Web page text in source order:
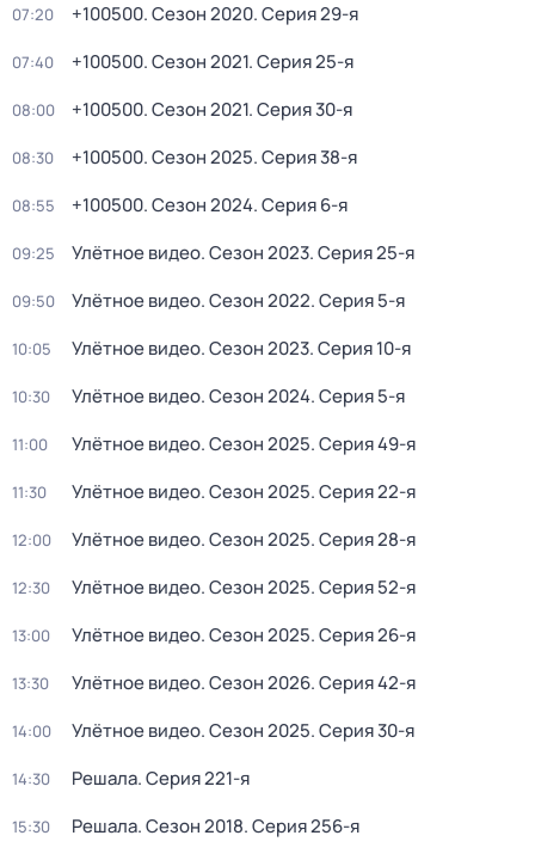
07:20 +100500. Сезон 2020. Серия 29-я
07:40 +100500. Сезон 2021. Серия 25-я
08:00 +100500. Сезон 2021. Серия 30-я
08:30 +100500. Сезон 2025. Серия 38-я
08:55 +100500. Сезон 2024. Серия 6-я
09:25 Улётное видео. Сезон 2023. Серия 25-я
09:50 Улётное видео. Сезон 2022. Серия 5-я
10:05 Улётное видео. Сезон 2023. Серия 10-я
10:30 Улётное видео. Сезон 2024. Серия 5-я
11:00 Улётное видео. Сезон 2025. Серия 49-я
11:30 Улётное видео. Сезон 2025. Серия 22-я
12:00 Улётное видео. Сезон 2025. Серия 28-я
12:30 Улётное видео. Сезон 2025. Серия 52-я
13:00 Улётное видео. Сезон 2025. Серия 26-я
13:30 Улётное видео. Сезон 2026. Серия 42-я
14:00 Улётное видео. Сезон 2025. Серия 30-я
14:30 Решала. Серия 221-я
15:30 Решала. Сезон 2018. Серия 256-я